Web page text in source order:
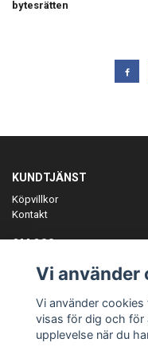
bytesrätten
KUNDTJÄNST
Köpvillkor
Kontakt
OM OSS
ANMÄL DIG TILL VÅRT
Vi använder
Vi använder
visas för dig och för
upplevelse när du